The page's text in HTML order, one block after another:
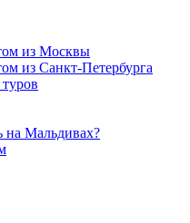
из Москвы
из Санкт-Петербурга
на Мальдивах?